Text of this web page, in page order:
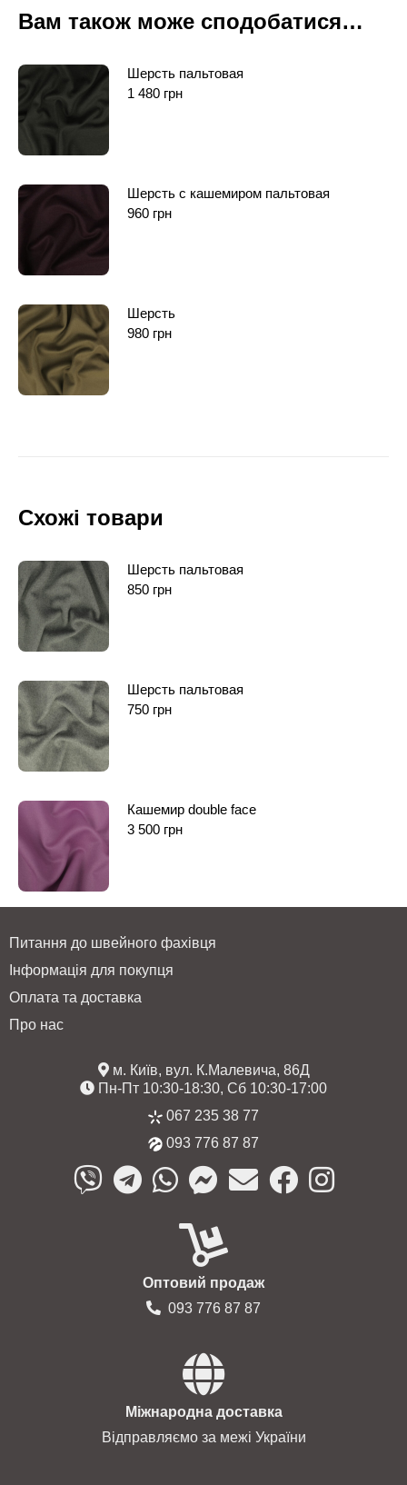
Вам також може сподобатися…
Шерсть пальтовая
1 480 грн
Шерсть c кашемиром пальтовая
960 грн
Шерсть
980 грн
Схожі товари
Шерсть пальтовая
850 грн
Шерсть пальтовая
750 грн
Кашемир double face
3 500 грн
Питання до швейного фахівця
Інформація для покупця
Оплата та доставка
Про нас
м. Київ, вул. К.Малевича, 86Д
Пн-Пт 10:30-18:30, Сб 10:30-17:00
067 235 38 77
093 776 87 87
Оптовий продаж
093 776 87 87
Міжнародна доставка
Відправляємо за межі України